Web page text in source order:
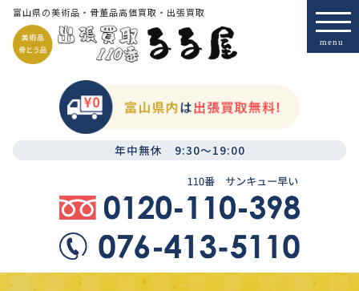
富山県の美術品・骨董品高価買取・出張買取
年中無休 9:30～19:00